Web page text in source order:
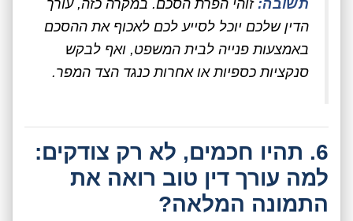
תשובה: זוהי הפרת הסכם. במקרה כזה, עורך
הדין שלכם יוכל לסייע לכם לאכוף את ההסכם
באמצעות פנייה לבית המשפט, ואף לבקש
סנקציות כספיות או אחרות כנגד הצד המפר.
6. תהיו חכמים, לא רק צודקים:
למה עורך דין טוב רואה את
התמונה המלאה?